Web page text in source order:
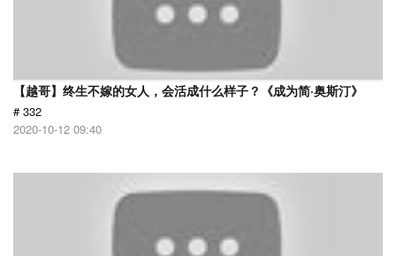
【越哥】终生不嫁的女人，会活成什么样子？《成为简·奥斯汀》
# 332
2020-10-12 09:40